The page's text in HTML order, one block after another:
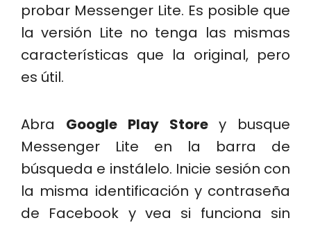
probar Messenger Lite. Es posible que
la versión Lite no tenga las mismas
características que la original, pero
es útil.
Abra Google Play Store y busque
Messenger Lite en la barra de
búsqueda e instálelo. Inicie sesión con
la misma identificación y contraseña
de Facebook y vea si funciona sin